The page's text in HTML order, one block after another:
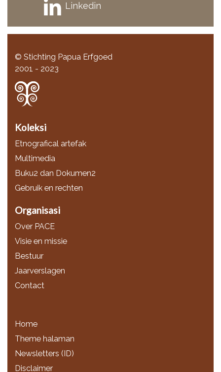
Linkedin
© Stichting Papua Erfgoed
2001 - 2023
Koleksi
Etnografical artefak
Multimedia
Buku2 dan Dokumen2
Gebruik en rechten
Organisasi
Over PACE
Visie en missie
Bestuur
Jaarverslagen
Contact
Home
Theme halaman
Newsletters (ID)
Disclaimer